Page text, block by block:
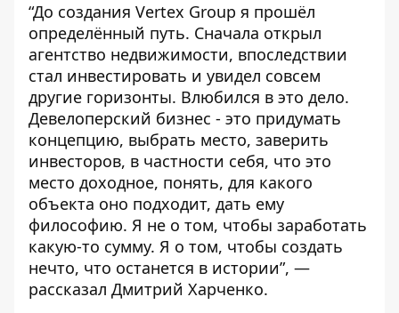
“До создания Vertex Group я прошёл
определённый путь. Сначала открыл
агентство недвижимости, впоследствии
стал инвестировать и увидел совсем
другие горизонты. Влюбился в это дело.
Девелоперский бизнес - это придумать
концепцию, выбрать место, заверить
инвесторов, в частности себя, что это
место доходное, понять, для какого
объекта оно подходит, дать ему
философию. Я не о том, чтобы заработать
какую-то сумму. Я о том, чтобы создать
нечто, что останется в истории”, —
рассказал Дмитрий Харченко.